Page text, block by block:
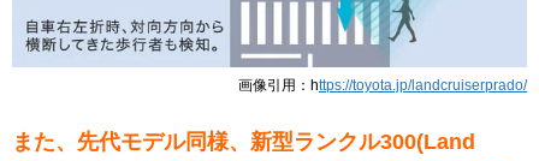
画像引用：https://toyota.jp/landcruiserprado/
また、先代モデル同様、新型ランクル300(Land